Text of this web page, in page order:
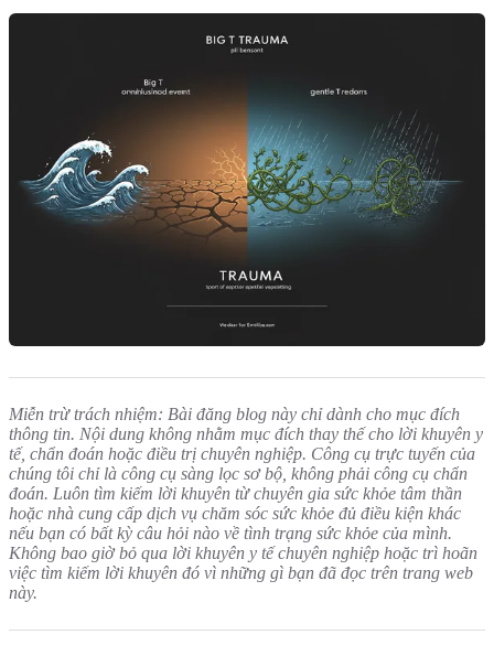
Miễn trừ trách nhiệm: Bài đăng blog này chỉ dành cho mục đích
thông tin. Nội dung không nhằm mục đích thay thế cho lời khuyên y
tế, chẩn đoán hoặc điều trị chuyên nghiệp. Công cụ trực tuyến của
chúng tôi chỉ là công cụ sàng lọc sơ bộ, không phải công cụ chẩn
đoán. Luôn tìm kiếm lời khuyên từ chuyên gia sức khỏe tâm thần
hoặc nhà cung cấp dịch vụ chăm sóc sức khỏe đủ điều kiện khác
nếu bạn có bất kỳ câu hỏi nào về tình trạng sức khỏe của mình.
Không bao giờ bỏ qua lời khuyên y tế chuyên nghiệp hoặc trì hoãn
việc tìm kiếm lời khuyên đó vì những gì bạn đã đọc trên trang web
này.